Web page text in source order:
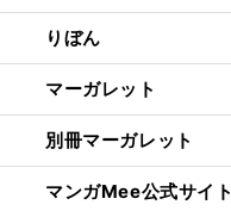
りぼん
マーガレット
別冊マーガレット
マンガMee公式サイト